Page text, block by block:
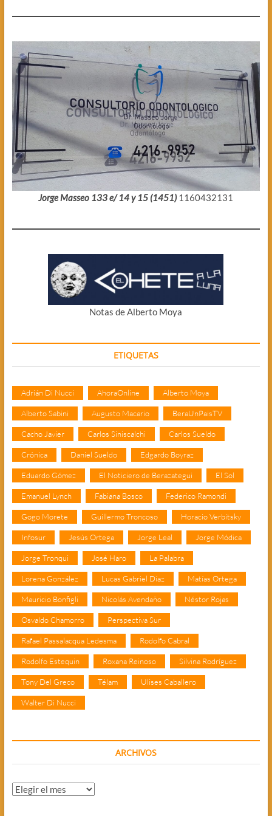
Jorge Masseo 133 e/ 14 y 15 (1451) 1160432131
Notas de Alberto Moya
ETIQUETAS
Adrián Di Nucci AhoraOnline Alberto Moya
Alberto Sabini Augusto Macario BeraUnPaisTV
Cacho Javier Carlos Siniscalchi Carlos Sueldo
Crónica Daniel Sueldo Edgardo Boyraz
Eduardo Gómez El Noticiero de Berazategui El Sol
Emanuel Lynch Fabiana Bosco Federico Ramondi
Gogo Morete Guillermo Troncoso Horacio Verbitsky
Infosur Jesús Ortega Jorge Leal Jorge Módica
Jorge Tronqui José Haro La Palabra
Lorena González Lucas Gabriel Díaz Matías Ortega
Mauricio Bonfigli Nicolás Avendaño Néstor Rojas
Osvaldo Chamorro Perspectiva Sur
Rafael Passalacqua Ledesma Rodolfo Cabral
Rodolfo Estequin Roxana Reinoso Silvina Rodríguez
Tony Del Greco Télam Ulises Caballero
Walter Di Nucci
ARCHIVOS
Archivos